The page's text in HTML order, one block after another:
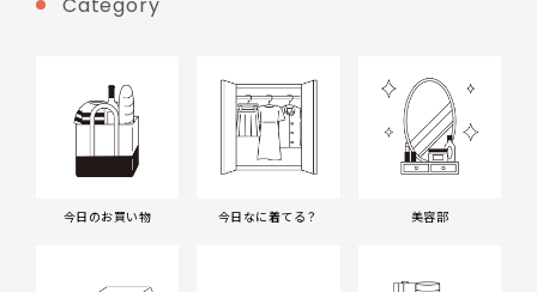
今日のお買い物 今日なに着てる？ 美容部